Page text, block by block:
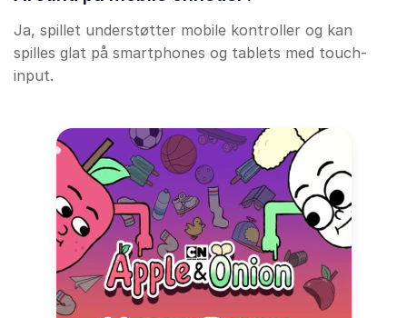
Ja, spillet understøtter mobile kontroller og kan
spilles glat på smartphones og tablets med touch-
input.